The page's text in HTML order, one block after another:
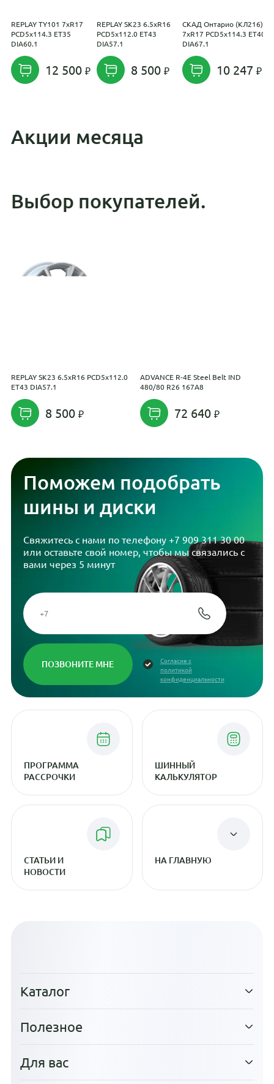
REPLAY TY101 7xR17
PCD5x114.3 ET35
DIA60.1
12 500
REPLAY SK23 6.5xR16
PCD5x112.0 ET43
DIA57.1
8 500
СКАД Онтарио (КЛ216)
7xR17 PCD5x114.3 ET40
DIA67.1
10 247
Акции месяца
Выбор покупателей.
REPLAY SK23 6.5xR16 PCD5x112.0
ET43 DIA57.1
8 500
ADVANCE R-4E Steel Belt IND
480/80 R26 167A8
72 640
Поможем подобрать
шины и диски
Свяжитесь с нами по телефону +7 909 311 30 00
или оставьте свой номер, чтобы мы связались с
вами через 5 минут
Согласие с
политикой
конфиденциальности
ПРОГРАММА
РАССРОЧКИ
ШИННЫЙ
КАЛЬКУЛЯТОР
СТАТЬИ И
НОВОСТИ
НА ГЛАВНУЮ
Каталог
Полезное
Для вас